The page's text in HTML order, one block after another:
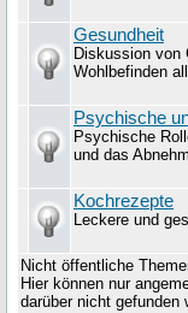
Gesundheit
Diskussion von
Wohlbefinden
Psychische
Psychische
und das
Kochrezepte
Leckere und
Nicht öffentliche
Hier können nur
darüber nicht gefunden